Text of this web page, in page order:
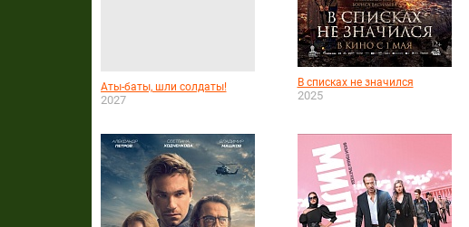
Аты-баты, шли солдаты!
2027
В списках не значился
2025